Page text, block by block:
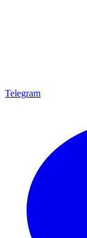
Telegram